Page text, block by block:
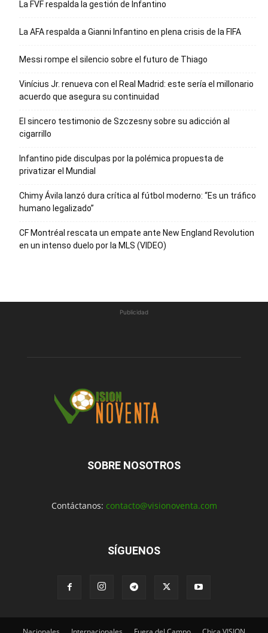
La FVF respalda la gestión de Infantino
La AFA respalda a Gianni Infantino en plena crisis de la FIFA
Messi rompe el silencio sobre el futuro de Thiago
Vinícius Jr. renueva con el Real Madrid: este sería el millonario
acuerdo que asegura su continuidad
El sincero testimonio de Szczesny sobre su adicción al
cigarrillo
Infantino pide disculpas por la polémica propuesta de
privatizar el Mundial
Chimy Ávila lanzó dura crítica al fútbol moderno: “Es un tráfico
humano legalizado”
CF Montréal rescata un empate ante New England Revolution
en un intenso duelo por la MLS (VIDEO)
Publicidad
SOBRE NOSOTROS
Contáctanos: contacto@visionoventa.com
SÍGUENOS